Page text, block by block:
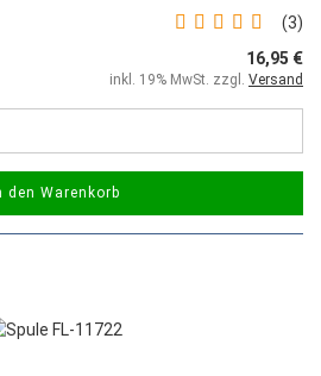
3
16,95 €
inkl. 19% MwSt. zzgl. Versand
den Warenkorb